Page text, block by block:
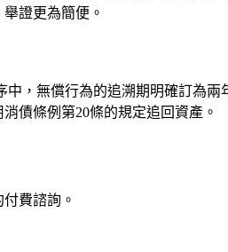
證更為簡便。
，無償行為的追溯期明確訂為
債條例第20條的規定追回資產。
費諮詢。